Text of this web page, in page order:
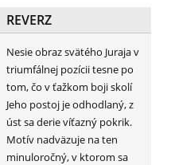
REVERZ
Nesie obraz svätého Juraja v
triumfálnej pozícii tesne po
tom, čo v ťažkom boji skolí
Jeho postoj je odhodlaný, z
úst sa derie víťazný pokrik.
Motív nadväzuje na ten
minuloročný, v ktorom sa